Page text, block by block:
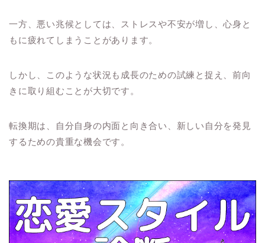
一方、悪い兆候としては、ストレスや不安が増し、心身と
もに疲れてしまうことがあります。
しかし、このような状況も成長のための試練と捉え、前向
きに取り組むことが大切です。
転換期は、自分自身の内面と向き合い、新しい自分を発見
するための貴重な機会です。